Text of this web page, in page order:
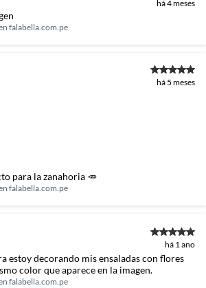
há 4 meses
falabella.com.pe
há 5 meses
para la zanahoria 🥕
falabella.com.pe
há 1 ano
estoy decorando mis ensaladas con flores
color que aparece en la imagen.
falabella.com.pe